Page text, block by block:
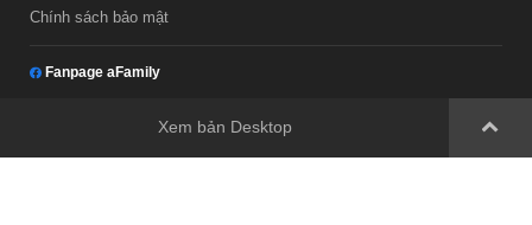
Chính sách bảo mật
Fanpage aFamily
Xem bản Desktop